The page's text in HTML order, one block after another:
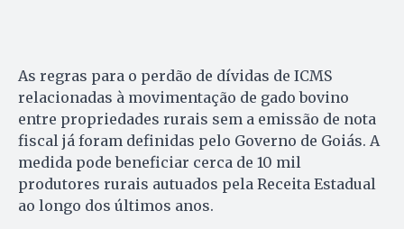
As regras para o perdão de dívidas de ICMS
relacionadas à movimentação de gado bovino
entre propriedades rurais sem a emissão de nota
fiscal já foram definidas pelo Governo de Goiás. A
medida pode beneficiar cerca de 10 mil
produtores rurais autuados pela Receita Estadual
ao longo dos últimos anos.